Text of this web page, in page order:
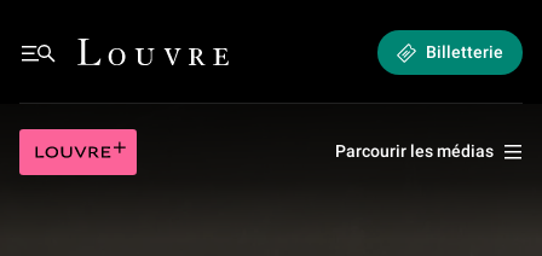
Menu
Louvre - Retour à l'accueil Billetterie
Parcourir les médias